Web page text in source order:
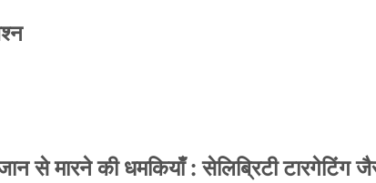
से मारने की धमकियाँ : सेलिब्रिटी टारगेटिंग